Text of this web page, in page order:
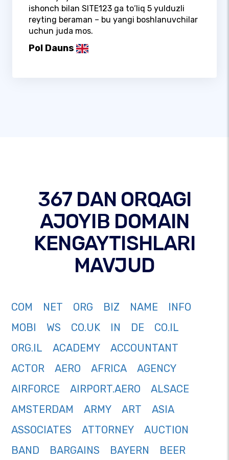
ishonch bilan SITE123 ga to‘liq 5 yulduzli
reyting beraman – bu yangi boshlanuvchilar
uchun juda mos.
Pol Dauns
367 DAN ORQAGI
AJOYIB DOMAIN
KENGAYTISHLARI
MAVJUD
COM NET ORG BIZ NAME
INFO
MOBI
WS CO.UK IN DE
CO.IL
ORG.IL
ACADEMY
ACCOUNTANT
ACTOR
AERO AFRICA
AGENCY
AIRFORCE
AIRPORT.AERO
ALSACE
AMSTERDAM
ARMY ART
ASIA
ASSOCIATES
ATTORNEY
AUCTION
BAND
BARGAINS BAYERN
BEER